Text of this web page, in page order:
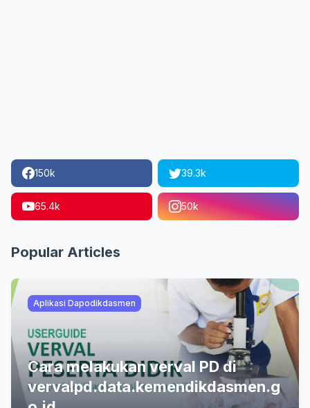
150k 39.3k
65.4k 50k
Popular Articles
Aplikasi Dapodikdasmen
Cara melakukan verval PD di
vervalpd.data.kemendikdasmen.g